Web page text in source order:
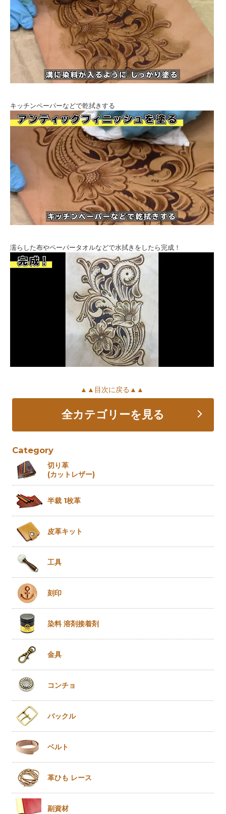
キッチンペーパーなどで乾拭きする
濡らした布やペーパータオルなどで水拭きをしたら完成！
▲▲目次に戻る▲▲
全カテゴリーを見る
Category
切り革
(カットレザー)
半裁 1枚革
皮革キット
工具
刻印
染料 溶剤接着剤
金具
コンチョ
バックル
ベルト
革ひも レース
副資材